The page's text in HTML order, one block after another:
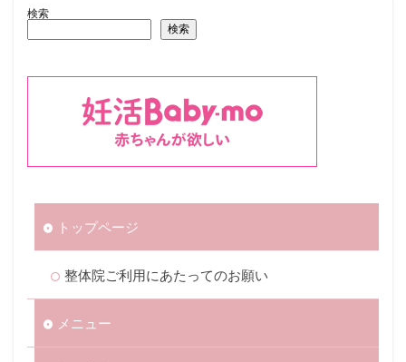
検索
検索
トップページ
整体院ご利用にあたってのお願い
メニュー